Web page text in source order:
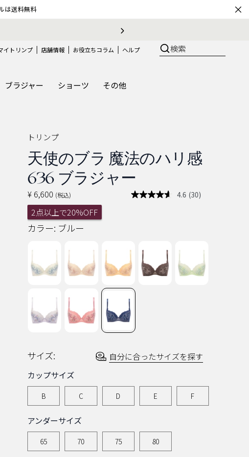
は送料無料 ×
イトリンプ 店舗情報 お役立ちコラム ヘルプ
ブラジャー ショーツ その他
検索
トリンプ
天使のブラ 魔法のハリ感
636 ブラジャー
¥ 6,600 (税込) 4.6 レ
ペ
ー
(30)
2点以上で20%OFF
カラー: ブルー
サイズ:
自分に合ったサイズを探す
カップサイズ
B C D E F
アンダーサイズ
65 70 75 80